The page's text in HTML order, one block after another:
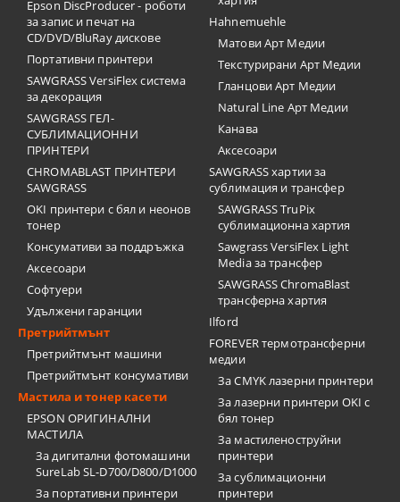
Epson DiscProducer - роботи
за запис и печат на
CD/DVD/BluRay дискове
Портативни принтери
SAWGRASS VersiFlex система
за декорация
SAWGRASS ГЕЛ-
СУБЛИМАЦИОННИ
ПРИНТЕРИ
CHROMABLAST ПРИНТЕРИ
SAWGRASS
OKI принтери с бял и неонов
тонер
Консумативи за поддръжка
Аксесоари
Софтуери
Удължени гаранции
Претрийтмънт
Претрийтмънт машини
Претрийтмънт консумативи
Мастила и тонер касети
EPSON ОРИГИНАЛНИ
МАСТИЛА
За дигитални фотомашини
SureLab SL-D700/D800/D1000
За портативни принтери
Hahnemuehle
Матови Арт Медии
Текстурирани Арт Медии
Гланцови Арт Медии
Natural Line Арт Медии
Канава
Аксесоари
SAWGRASS хартии за
сублимация и трансфер
SAWGRASS TruPix
сублимационна хартия
Sawgrass VersiFlex Light
Media за трансфер
SAWGRASS ChromaBlast
трансферна хартия
Ilford
FOREVER термотрансферни
медии
За CMYK лазерни принтери
За лазерни принтери OKI с
бял тонер
За мастиленоструйни
принтери
За сублимационни
принтери